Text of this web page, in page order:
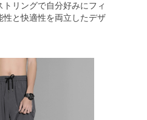
リングで自分好みにフィ
性と快適性を両立したデザ